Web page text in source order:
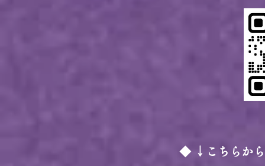
◆ ↓こちらから